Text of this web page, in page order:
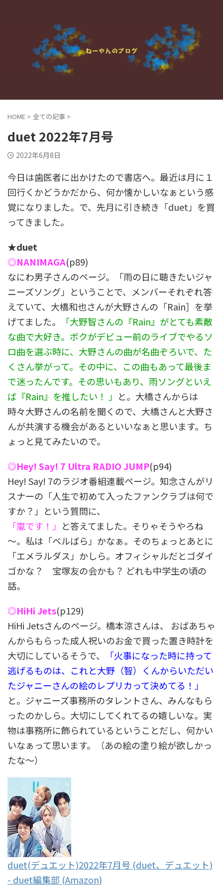
HOME > 全ての記事 >
duet 2022年7月号
2022年6月8日
今日は歯医者に出かけたので書店へ。最近は月に１
回行くかどうかだから、何か懐かしいなぁという感
覚になりました。で、先月に引き続き「duet」を買
ってきました。
★duet
◎NANIMAGA(p89)
なにわ男子さんのページ。「雨の日に聴きたいジャ
ニーズソング」ということで、メンバーそれぞれ答
えていて、大橋和也さんが大野さんの「Rain］を挙
げてました。
「大野智さんの『Rain』がとても素敵
な曲で大好き。ボクがデビュー前のライブでやるソ
ロ曲を選ぶ時に、大野さんの曲が名曲ぞろいで、た
くさん挙がって。その中に、この曲もあって最後ま
で迷ったんです。その思いもあり、雨ソングといえ
ば『Rain』を推したい！ 」 と。大橋さんからは
時々大野さんの名前を聞くので、大橋さんと大野さ
んが共演する機会があるといいなぁと思います。ち
ょっと見てみたいので。
◎Hey! Say! 7 Ultra RADIO JUMP(p94)
Hey! Say! 7のラジオ番組連載ページ。知念さんがリ
スナーの「人生で初めて入ったファンクラブは何で
すか？」という質問に、
「嵐です！」 と答えてました。そりゃそうやろね
～。私は「ベルばら」かなぁ。そのちょっとあとに
「エメラルダス」かしら。オフィシャルだとゴダイ
ゴかな？ 宝塚友の会かも？ どれも中学生の頃の
話。
◎HiHi Jets(p129)
HiHi Jetsさんのページ。橋本涼さんは、 おばあちゃ
んからもらった成人祝いのお金で買った置き時計を
大切にしているそうで、
「火事になった時に持って
逃げるものは、これと大野（智）くんからいただい
たジャニーさんの絵のレプリカって決めてる！」
と。ジャニーズ事務所のタレントさん、みんなもら
ったのかしら。大切にしてくれてるの嬉しいな。実
物は事務所に飾られているということだし、何かい
いなぁって思います。（あの絵の塗り絵が欲しかっ
たな～）
duet(デュエット)2022年7月号 (duet、デュエット)
- duet編集部 (Amazon)